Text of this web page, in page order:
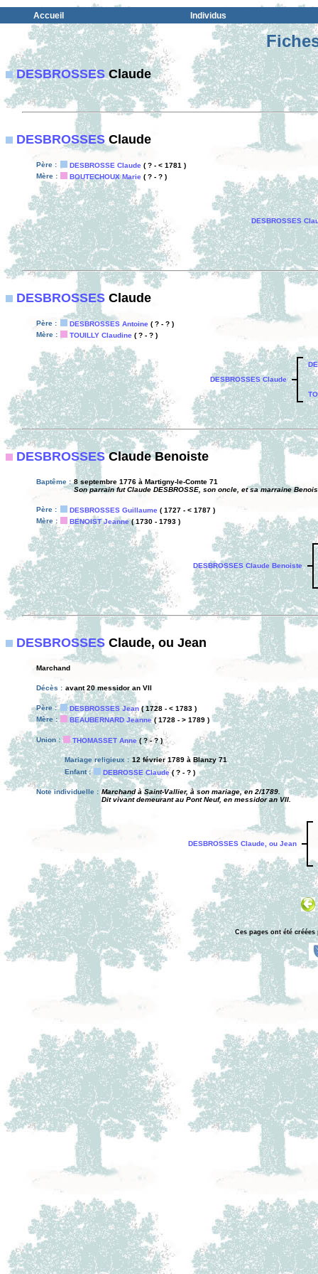
Accueil Individus
DESBROSSESClaude
DESBROSSES Claude
Père : DESBROSSE Claude ( ? - < 1781 )
Mère :
BOUTECHOUX Marie ( ? - ? )
DESBROSSES
DESBROSSES Claude
Père : DESBROSSES Antoine ( ? - ? )
Mère :
TOUILLY Claudine ( ? - ? )
DESBROSSES Claude
DESBROSSESClaude Benoiste
Baptême : 8 septembre 1776 à Martigny-le-Comte 71
Son parrain fut Claude DESBROSSE, son oncle, et sa marraine
Père : DESBROSSES Guillaume ( 1727 - < 1787 )
Mère :
BENOIST Jeanne( 1730 - 1793 )
DESBROSSES Claude Benoiste
DESBROSSES Claude, ou Jean
Marchand
Décès : avant 20 messidor an VII
Père : DESBROSSES Jean ( 1728 - < 1783 )
Mère :
BEAUBERNARD Jeanne( 1728 - > 1789 )
Union : THOMASSET Anne( ? - ? )
Mariage religieux : 12 février 1789 à Blanzy 71
Enfant :
DEBROSSE Claude( ? - ? )
Note individuelle : Marchand à Saint-Vallier, à son mariage, en 2/1789.
Dit vivant demeurant au Pont Neuf, en messidor an VII.
DESBROSSES Claude, ou Jean
Ces pages ont été